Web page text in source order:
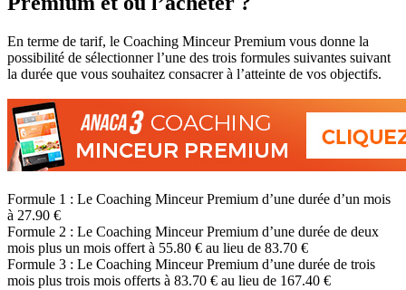
En terme de tarif, le Coaching Minceur Premium vous donne la
possibilité de sélectionner l’une des trois formules suivantes suivant
la durée que vous souhaitez consacrer à l’atteinte de vos objectifs.
Formule 1 : Le Coaching Minceur Premium d’une durée d’un mois
à 27.90 €
Formule 2 : Le Coaching Minceur Premium d’une durée de deux
mois plus un mois offert à 55.80 € au lieu de 83.70 €
Formule 3 : Le Coaching Minceur Premium d’une durée de trois
mois plus trois mois offerts à 83.70 € au lieu de 167.40 €